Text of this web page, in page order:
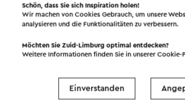
Routen in der
Schön, dass Sie sich Inspiration holen!
Wir machen von Cookies Gebrauch, um unsere
analysieren und die Funktionalitäten zu verbessern.
Möchten Sie Zuid-Limburg optimal entdecken?
Weitere Informationen finden Sie in unsererCookie-
Einverstanden